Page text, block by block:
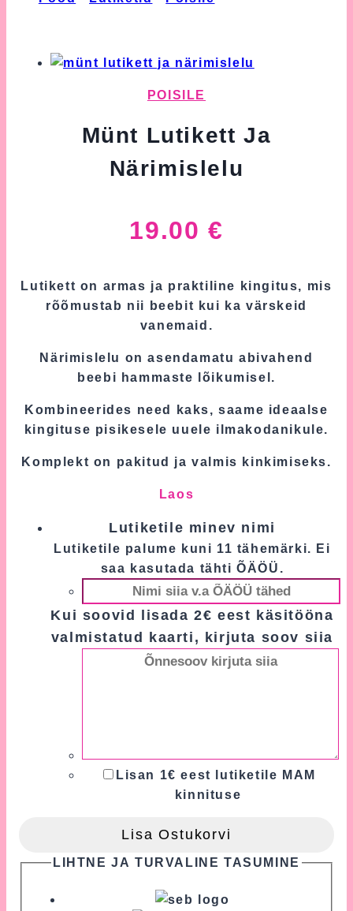
POISILE
Münt Lutikett Ja
Närimislelu
19.00 €
Lutikett on armas ja praktiline kingitus, mis
rõõmustab nii beebit kui ka värskeid
vanemaid.
Närimislelu on asendamatu abivahend
beebi hammaste lõikumisel.
Kombineerides need kaks, saame ideaalse
kingituse pisikesele uuele ilmakodanikule.
Komplekt on pakitud ja valmis kinkimiseks.
Laos
Lutiketile minev nimi
Lutiketile palume kuni 11 tähemärki. Ei
saa kasutada tähti ÕÄÖÜ.
Kui soovid lisada 2€ eest käsitööna
valmistatud kaarti, kirjuta soov siia
Lisan 1€ eest lutiketile MAM
kinnituse
Lisa Ostukorvi
LIHTNE JA TURVALINE TASUMINE